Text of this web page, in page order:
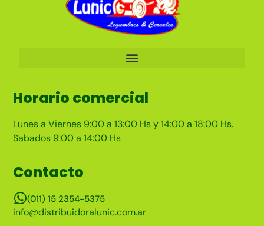
Horario comercial
Lunes a Viernes 9:00 a 13:00 Hs y 14:00 a 18:00 Hs.
Sabados 9:00 a 14:00 Hs
Contacto
(011) 15 2354-5375
info@distribuidoralunic.com.ar